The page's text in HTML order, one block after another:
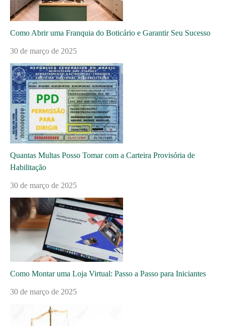
Como Abrir uma Franquia do Boticário e Garantir Seu Sucesso
30 de março de 2025
Quantas Multas Posso Tomar com a Carteira Provisória de
Habilitação
30 de março de 2025
Como Montar uma Loja Virtual: Passo a Passo para Iniciantes
30 de março de 2025